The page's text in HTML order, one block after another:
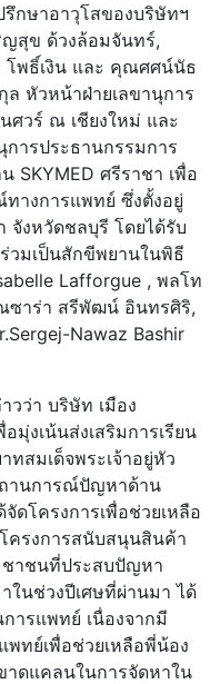
กษาอาวุโสของบริษัทฯ
สุข ด้วงล้อมจันทร์,
พธิ์เงิน และ คุณศศน์นัธ
หัวหน้าฝ่ายเลขานุการ
ศวร์ ณ เชียงใหม่ และ
การประธานกรรมการ
SKYMED ศรีราชา เพื่อ
างการแพทย์ ซึ่งตั้งอยู่
จังหวัดชลบุรี โดยได้รับ
วมเป็นสักขีพยานในพิธี
Lafforgue , พลโท
ซาร่า สรีพัฒน์ อินทรศิริ,
Nawaz Bashir
วว่า บริษัท เมือง
มุ่งเน้นส่งเสริมการเรียน
ทสมเด็จพระเจ้าอยู่หัว
านการณ์ปัญหาด้าน
ดโครงการเพื่อช่วยเหลือ
ครงการสนับสนุนสินค้า
ชาชนที่ประสบปัญหา
ในช่วงปีเศษที่ผ่านมา ได้
ารแพทย์ เนื่องจากมี
ทย์เพื่อช่วยเหลือพี่น้อง
ดแคลนในการจัดหาใน